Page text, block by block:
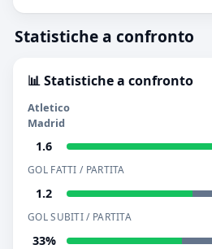
Statistiche a confronto
📊 Statistiche a confronto
Atletico
Madrid
1.6
GOL FATTI / PARTITA
1.2
GOL SUBITI / PARTITA
33%